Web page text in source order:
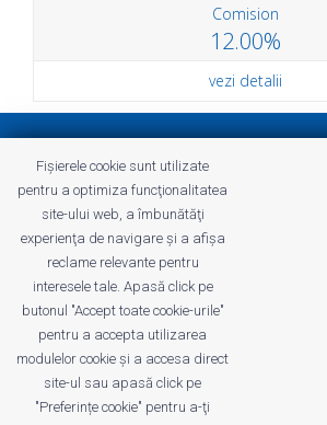
Comision
12.00%
vezi detalii
Termeni și Condiții Profitshare
Întrebări frecvente
Politica de confidenţialitate
Cariere
profitshare.ro
Fișierele cookie sunt utilizate
pentru a optimiza funcţionalitatea
site-ului web, a îmbunătăţi
experienţa de navigare şi a afişa
reclame relevante pentru
interesele tale. Apasă click pe
butonul "Accept toate cookie-urile"
pentru a accepta utilizarea
modulelor cookie şi a accesa direct
site-ul sau apasă click pe
"Preferințe cookie" pentru a-ţi